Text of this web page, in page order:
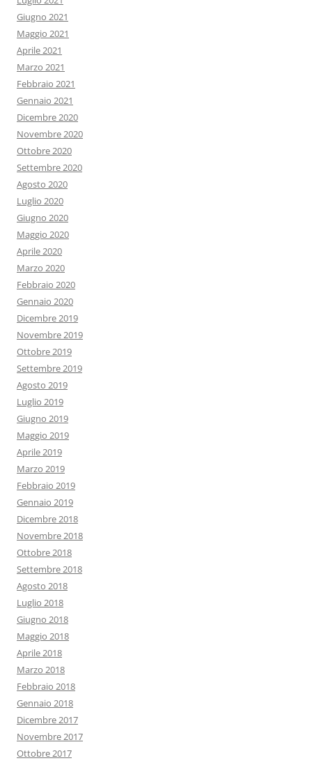
Giugno 2021
Maggio 2021
Aprile 2021
Marzo 2021
Febbraio 2021
Gennaio 2021
Dicembre 2020
Novembre 2020
Ottobre 2020
Settembre 2020
Agosto 2020
Luglio 2020
Giugno 2020
Maggio 2020
Aprile 2020
Marzo 2020
Febbraio 2020
Gennaio 2020
Dicembre 2019
Novembre 2019
Ottobre 2019
Settembre 2019
Agosto 2019
Luglio 2019
Giugno 2019
Maggio 2019
Aprile 2019
Marzo 2019
Febbraio 2019
Gennaio 2019
Dicembre 2018
Novembre 2018
Ottobre 2018
Settembre 2018
Agosto 2018
Luglio 2018
Giugno 2018
Maggio 2018
Aprile 2018
Marzo 2018
Febbraio 2018
Gennaio 2018
Dicembre 2017
Novembre 2017
Ottobre 2017